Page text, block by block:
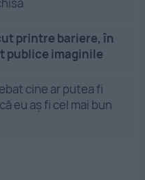
printre bariere, în
publice imaginile
cine ar putea fi
eu aș fi cel mai bun